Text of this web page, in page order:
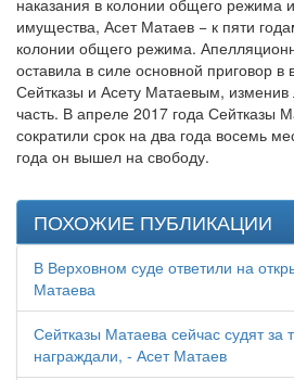
наказания в колонии общего режима
имущества, Асет Матаев − к пяти
колонии общего режима.
оставила в силе основной приговор
Сейтказы и Асету Матаевым,
часть. В апреле 2017 года Сейтказы
сократили срок на два года восемь
года он вышел на свободу.
ПОХОЖИЕ ПУБЛИКАЦИИ
В Верховном суде ответили на
Матаева
Сейтказы Матаева сейчас судят за
награждали, - Асет Матаев